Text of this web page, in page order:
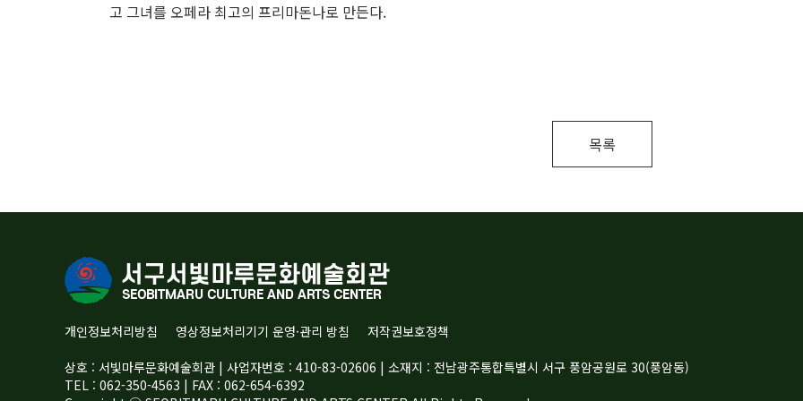
고 그녀를 오페라 최고의 프리마돈나로 만든다.
목록
개인정보처리방침 영상정보처리기기 운영·관리 방침
저작권보호정책
상호 : 서빛마루문화예술회관 | 사업자번호 : 410-83-02606 | 소재지 : 전남광주통합특별시 서구 풍암공원로 30(풍암동)
TEL : 062-350-4563 | FAX : 062-654-6392